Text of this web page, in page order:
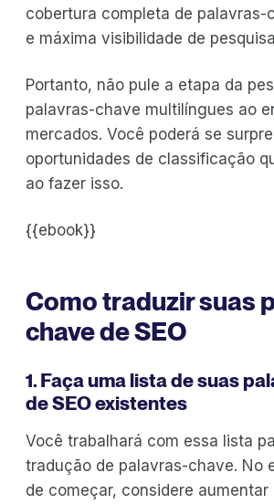
cobertura completa de palavras-
e máxima visibilidade de
Portanto, não pule a etapa da
palavras-chave multilíngues ao
mercados. Você poderá se
oportunidades de classificação
ao fazer isso.
{{ebook}}
Como traduzir suas
chave de SEO
1. Faça uma lista de suas
de SEO existentes
Você trabalhará com essa lista
tradução de palavras-chave. No
de começar, considere